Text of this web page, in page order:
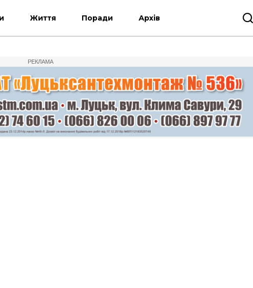
Життя Поради Архів
РЕКЛАМА